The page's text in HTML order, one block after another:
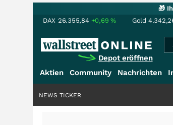
🎁
DAX 26.355,84 +0,69% Gold
Depot eröffnen
Aktien Community Nachrichten
NEWS TICKER